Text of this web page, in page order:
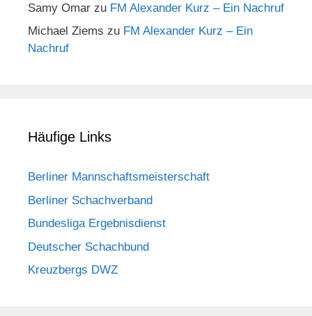
Samy Omar zu FM Alexander Kurz – Ein Nachruf
Michael Ziems zu FM Alexander Kurz – Ein
Nachruf
Häufige Links
Berliner Mannschaftsmeisterschaft
Berliner Schachverband
Bundesliga Ergebnisdienst
Deutscher Schachbund
Kreuzbergs DWZ